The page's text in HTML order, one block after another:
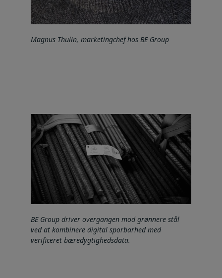
Magnus Thulin, marketingchef hos BE Group
BE Group driver overgangen mod grønnere stål
ved at kombinere digital sporbarhed med
verificeret bæredygtighedsdata.